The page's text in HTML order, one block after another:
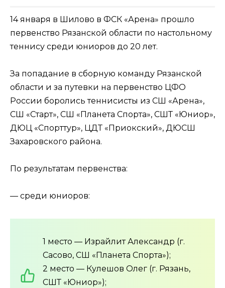
14 января в Шилово в ФСК «Арена» прошло
первенство Рязанской области по настольному
теннису среди юниоров до 20 лет.
За попадание в сборную команду Рязанской
области и за путевки на первенство ЦФО
России боролись теннисисты из СШ «Арена»,
СШ «Старт», СШ «Планета Спорта», СШТ «Юниор»,
ДЮЦ «Спорттур», ЦДТ «Приокский», ДЮСШ
Захаровского района.
По результатам первенства:
— среди юниоров:
1 место — Израйлит Александр (г.
Сасово, СШ «Планета Спорта»);
2 место — Кулешов Олег (г. Рязань,
СШТ «Юниор»);